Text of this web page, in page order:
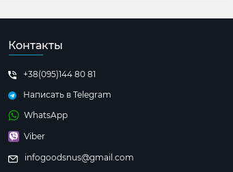
Контакты
+38(095)144 80 81
Написать в Telegram
WhatsApp
Viber
infogoodsnus@gmail.com